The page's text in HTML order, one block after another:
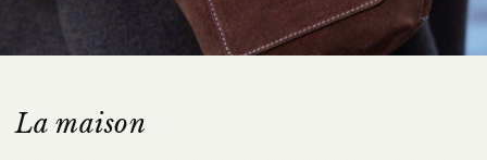
La maison